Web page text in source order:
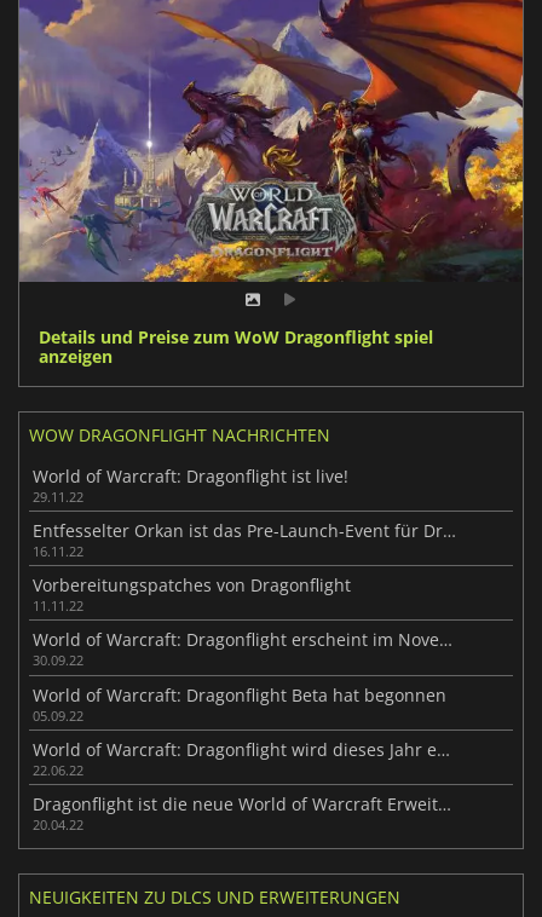
Details und Preise zum WoW Dragonflight spiel
anzeigen
WOW DRAGONFLIGHT NACHRICHTEN
World of Warcraft: Dragonflight ist live!
29.11.22
Entfesselter Orkan ist das Pre-Launch-Event für Dragonflight
16.11.22
Vorbereitungspatches von Dragonflight
11.11.22
World of Warcraft: Dragonflight erscheint im November
30.09.22
World of Warcraft: Dragonflight Beta hat begonnen
05.09.22
World of Warcraft: Dragonflight wird dieses Jahr erscheinen
22.06.22
Dragonflight ist die neue World of Warcraft Erweiterung
20.04.22
NEUIGKEITEN ZU DLCS UND ERWEITERUNGEN